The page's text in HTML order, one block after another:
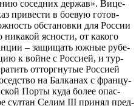
со­сед­них дер­жав». Ви­це-
при­ве­сти в бо­е­вую го­тов­
об­ста­нов­ки для Рос­сии
яс­но­сти, от ка­ко­го
– за­щи­щать юж­ные ру­бе­
к войне с Рос­си­ей, и тур­
от­торг­ну­тые Рос­си­ей
на Бал­ка­нах с фран­цу­
Пор­ты ку­да бо­лее опас­
сул­тан Се­лим III при­нял пред­